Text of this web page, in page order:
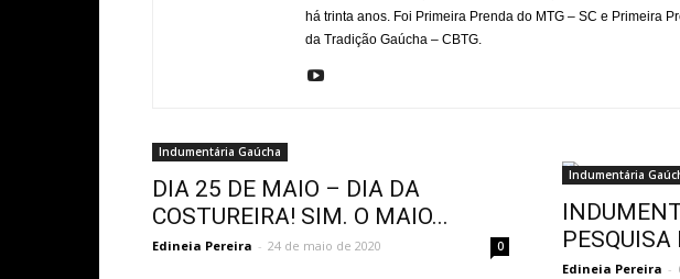
há trinta anos. Foi Primeira Prenda do MTG – SC e Primeira
da Tradição Gaúcha – CBTG.
Indumentária Gaúcha
DIA 25 DE MAIO – DIA DA
COSTUREIRA! SIM. O MAIO...
Edineia Pereira - 24 de maio de 2020 0
Indumentária
PESQUISA
Edineia Pereira -